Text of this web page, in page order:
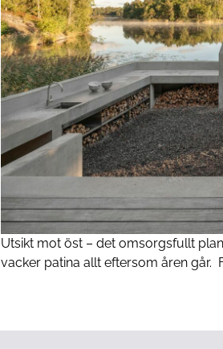
Utsikt mot öst – det omsorgsfullt
vacker patina allt eftersom åren går.